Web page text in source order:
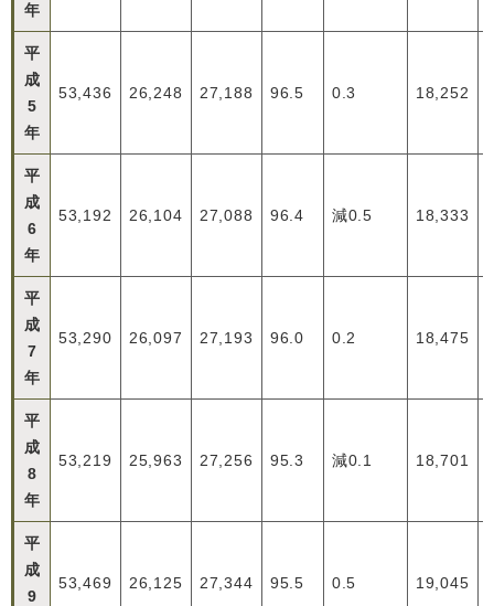
年
平
成
5
年
53,436 26,248 27,188 96.5 0.3 18,252
平
成
6
年
53,192 26,104 27,088 96.4 減0.5 18,333
平
成
7
年
53,290 26,097 27,193 96.0 0.2 18,475
平
成
8
年
53,219 25,963 27,256 95.3 減0.1 18,701
平
成
9
53,469 26,125 27,344 95.5 0.5 19,045